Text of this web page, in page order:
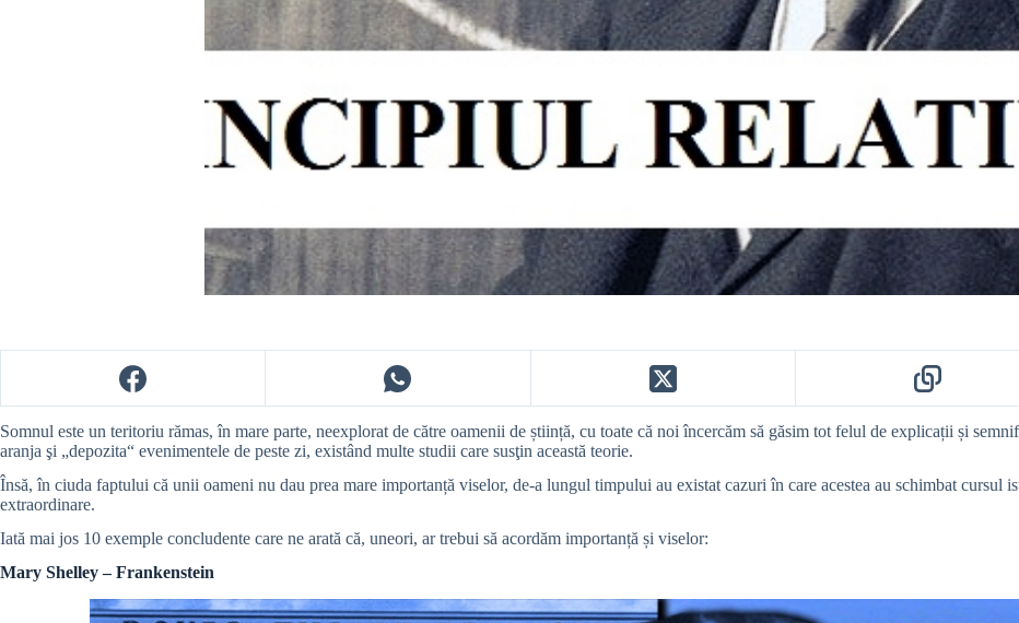
Somnul este un teritoriu rămas, în mare parte, neexplorat de către oamenii de știință, cu toate că noi încercăm să găsim tot felul de explicații și
aranja şi „depozita“ evenimentele de peste zi, existând multe studii care susţin această teorie.
Însă, în ciuda faptului că unii oameni nu dau prea mare importanță viselor, de-a lungul timpului au existat cazuri în care acestea au schimbat cursul
extraordinare.
Iată mai jos 10 exemple concludente care ne arată că, uneori, ar trebui să acordăm importanță și viselor:
Mary Shelley – Frankenstein